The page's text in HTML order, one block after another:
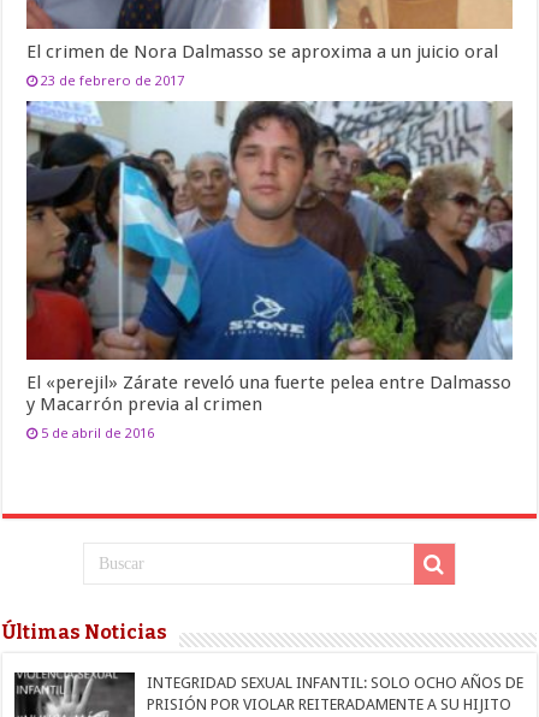
El crimen de Nora Dalmasso se aproxima a un juicio oral
23 de febrero de 2017
El «perejil» Zárate reveló una fuerte pelea entre Dalmasso
y Macarrón previa al crimen
5 de abril de 2016
Últimas Noticias
INTEGRIDAD SEXUAL INFANTIL: SOLO OCHO AÑOS DE
PRISIÓN POR VIOLAR REITERADAMENTE A SU HIJITO